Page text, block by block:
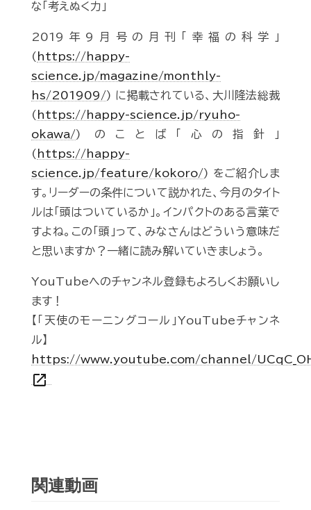
な「考えぬく力」
2019年9月号の月刊「幸福の科学」
( https://happy-
science.jp/magazine/monthly-
hs/201909/) に掲載されている、大川隆法総裁
( https://happy-science.jp/ryuho-
okawa/) のことば「心の指針」
( https://happy-
science.jp/feature/kokoro/) をご紹介しま
す。リーダーの条件について説かれた、今月のタイト
ルは「頭はついているか」。インパクトのある言葉で
すよね。この「頭」って、みなさんはどういう意味だ
と思いますか？一緒に読み解いていきましょう。
YouTubeへのチャンネル登録もよろしくお願いし
ます！
【「天使のモーニングコール」YouTubeチャンネ
ル】
https://www.youtube.com/channel/
open_in_new
関連動画